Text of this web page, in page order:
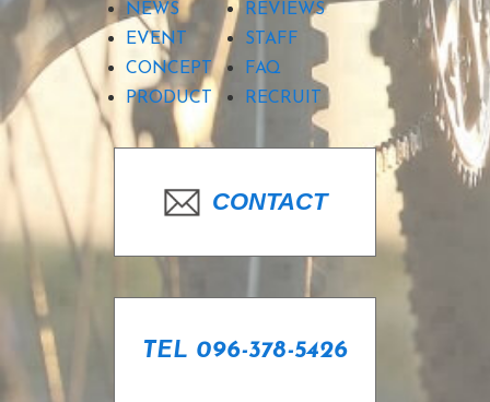
NEWS
REVIEWS
EVENT
STAFF
CONCEPT
FAQ
PRODUCT
RECRUIT
CONTACT
TEL 096-378-5426